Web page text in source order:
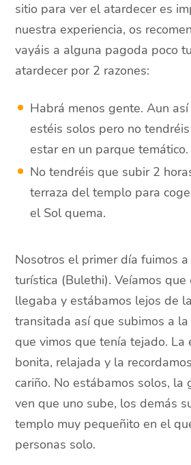
sitio para ver el atardecer es
nuestra experiencia, os
vayáis a alguna pagoda poco
atardecer por 2 razones:
Habrá menos gente. Aun
estéis solos pero no
estar en un parque temático.
No tendréis que subir 2
terraza del templo para
el Sol quema.
Nosotros el primer día fuimos
turística (Bulethi). Veíamos
llegaba y estábamos lejos de
transitada así que subimos a
que vimos que tenía tejado. La
bonita, relajada y la
cariño. No estábamos solos, la
ven que uno sube, los demás
templo muy pequeñito en el
personas solo.